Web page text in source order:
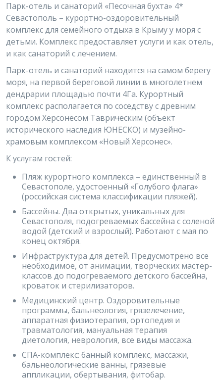
Парк-отель и санаторий «Песочная бухта» 4*
Севастополь – курортно-оздоровительный
комплекс для семейного отдыха в Крыму у моря с
детьми. Комплекс предоставляет услуги и как отель,
и как санаторий с лечением.
Парк-отель и санаторий находится на самом берегу
моря, на первой береговой линии в многолетнем
дендрарии площадью почти 4Га. Курортный
комплекс располагается по соседству с древним
городом Херсонесом Таврическим (объект
исторического наследия ЮНЕСКО) и музейно-
храмовым комплексом «Новый Херсонес».
К услугам гостей:
Пляж курортного комплекса – единственный в
Севастополе, удостоенный «Голубого флага»
(российская система классификации пляжей).
Бассейны. Два открытых, уникальных для
Севастополя, подогреваемых бассейна с соленой
водой (детский и взрослый). Работают с мая по
конец октября.
Инфраструктура для детей. Предусмотрено все
необходимое, от анимации, творческих мастер-
классов до подогреваемого детского бассейна,
кроваток и стерилизаторов.
Медицинский центр. Оздоровительные
программы, бальнеология, грязелечение,
аппаратная физиотерапия, ортопедия и
травматология, мануальная терапия
диетология, неврология, все виды массажа.
СПА-комплекс: банный комплекс, массажи,
бальнеологические ванны, грязевые
аппликации, обертывания, фитобар.